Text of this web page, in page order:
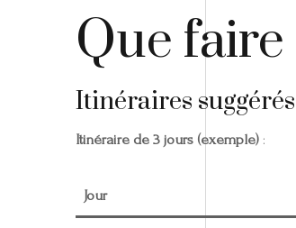
Que faire
Itinéraires suggérés
Itinéraire de 3 jours (exemple) :
Jour